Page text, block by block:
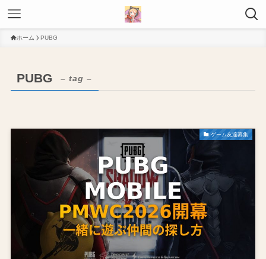
ホーム PUBG
PUBG – tag –
ゲーム友達募集